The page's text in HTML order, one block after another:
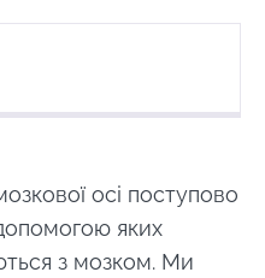
осі поступово
яких
з мозком. Ми